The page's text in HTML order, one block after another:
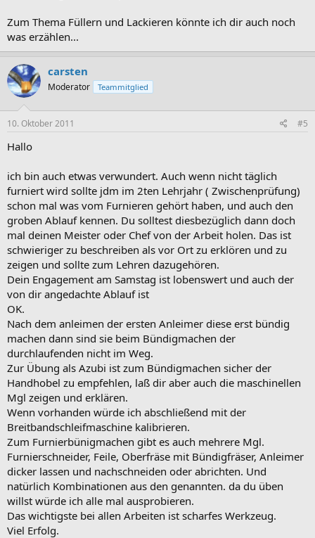
Zum Thema Füllern und Lackieren könnte ich dir auch noch
was erzählen...
carsten
Moderator Teammitglied
10. Oktober 2011 #5
Hallo
ich bin auch etwas verwundert. Auch wenn nicht täglich
furniert wird sollte jdm im 2ten Lehrjahr ( Zwischenprüfung)
schon mal was vom Furnieren gehört haben, und auch den
groben Ablauf kennen. Du solltest diesbezüglich dann doch
mal deinen Meister oder Chef von der Arbeit holen. Das ist
schwieriger zu beschreiben als vor Ort zu erklören und zu
zeigen und sollte zum Lehren dazugehören.
Dein Engagement am Samstag ist lobenswert und auch der
von dir angedachte Ablauf ist
OK.
Nach dem anleimen der ersten Anleimer diese erst bündig
machen dann sind sie beim Bündigmachen der
durchlaufenden nicht im Weg.
Zur Übung als Azubi ist zum Bündigmachen sicher der
Handhobel zu empfehlen, laß dir aber auch die maschinellen
Mgl zeigen und erklären.
Wenn vorhanden würde ich abschließend mit der
Breitbandschleifmaschine kalibrieren.
Zum Furnierbünigmachen gibt es auch mehrere Mgl.
Furnierschneider, Feile, Oberfräse mit Bündigfräser, Anleimer
dicker lassen und nachschneiden oder abrichten. Und
natürlich Kombinationen aus den genannten. da du üben
willst würde ich alle mal ausprobieren.
Das wichtigste bei allen Arbeiten ist scharfes Werkzeug.
Viel Erfolg.